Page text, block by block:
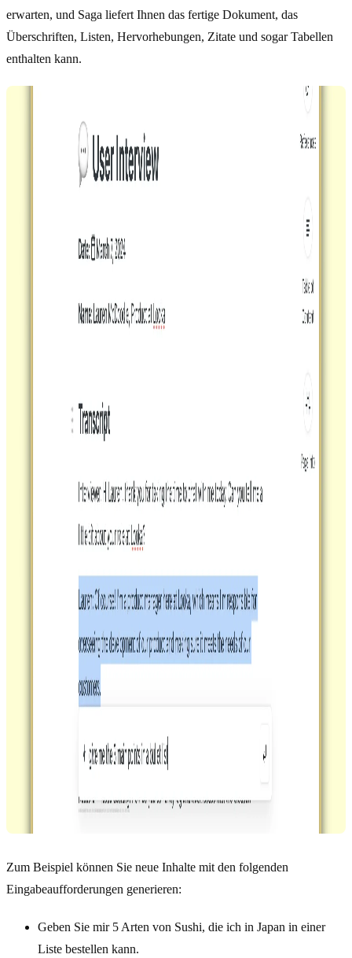
erwarten, und Saga liefert Ihnen das fertige Dokument, das
Überschriften, Listen, Hervorhebungen, Zitate und sogar Tabellen
enthalten kann.
Zum Beispiel können Sie neue Inhalte mit den folgenden
Eingabeaufforderungen generieren:
Geben Sie mir 5 Arten von Sushi, die ich in Japan in einer
Liste bestellen kann.